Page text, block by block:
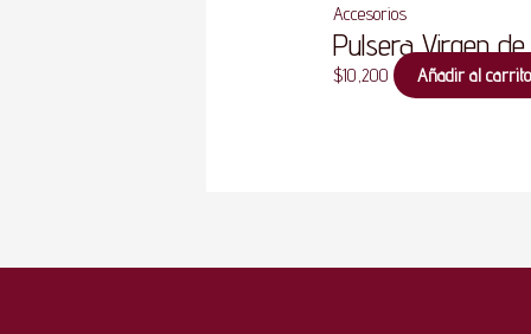
Accesorios
Pulsera Virgen
$10,200 Añadir al carrito